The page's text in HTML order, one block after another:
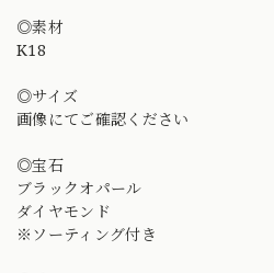
◎素材
K18
◎サイズ
画像にてご確認ください
◎宝石
ブラックオパール
ダイヤモンド
※ソーティング付き